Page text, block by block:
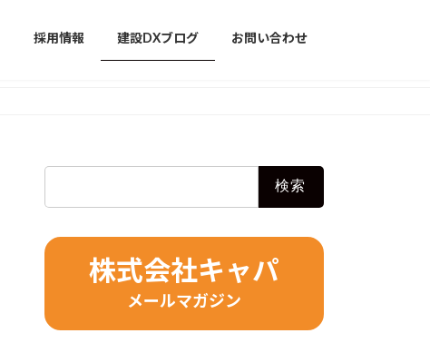
採用情報 建設DXブログ お問い合わせ
株式会社キャパ
メールマガジン